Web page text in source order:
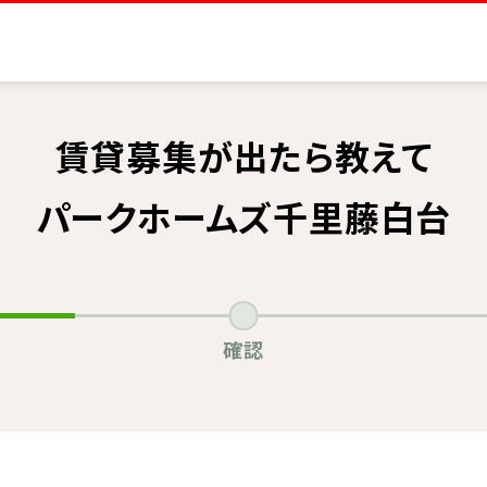
賃貸募集が出たら教えて
パークホームズ千里藤白台
確認